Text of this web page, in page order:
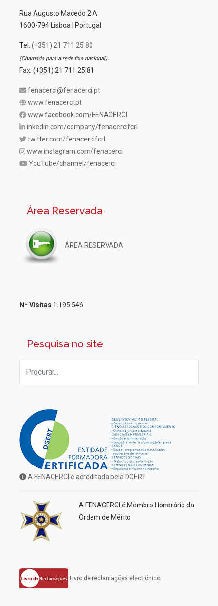
Rua Augusto Macedo 2 A
1600-794 Lisboa | Portugal
Tel. (+351) 21 711 25 80
(Chamada para a rede fixa nacional)
Fax. (+351) 21 711 25 81
fenacerci@fenacerci.pt
www.fenacerci.pt
www.facebook.com/FENACERCI
inkedin.com/company/fenacercifcrl
twitter.com/fenacercifcrl
www.instagram.com/fenacerci
YouTube/channel/fenacerci
Área Reservada
ÁREA RESERVADA
Nº Visitas 1.195.546
Pesquisa no site
A FENACERCI é acreditada pela DGERT
A FENACERCI é Membro Honorário da
Ordem de Mérito
Livro de reclamações electrónico.